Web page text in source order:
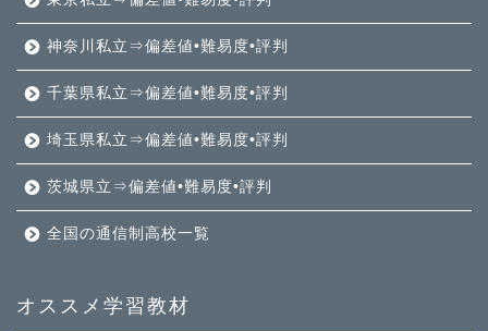
神奈川私立⇒偏差値•難易度•評判
千葉県私立⇒偏差値•難易度•評判
埼玉県私立⇒偏差値•難易度•評判
茨城県立⇒偏差値•難易度•評判
全国の通信制高校一覧
オススメ学習教材